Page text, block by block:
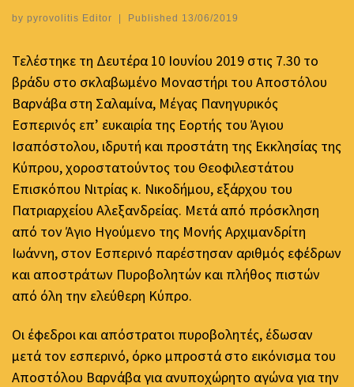
by pyrovolitis Editor | Published 13/06/2019
Τελέστηκε τη Δευτέρα 10 Ιουνίου 2019 στις 7.30 το
βράδυ στο σκλαβωμένο Μοναστήρι του Αποστόλου
Βαρνάβα στη Σαλαμίνα, Μέγας Πανηγυρικός
Εσπερινός επ’ ευκαιρία της Εορτής του Άγιου
Ισαπόστολου, ιδρυτή και προστάτη της Εκκλησίας της
Κύπρου, χοροστατούντος του Θεοφιλεστάτου
Επισκόπου Νιτρίας κ. Νικοδήμου, εξάρχου του
Πατριαρχείου Αλεξανδρείας. Μετά από πρόσκληση
από τον Άγιο Ηγούμενο της Μονής Αρχιμανδρίτη
Ιωάννη, στον Εσπερινό παρέστησαν αριθμός εφέδρων
και αποστράτων Πυροβολητών και πλήθος πιστών
από όλη την ελεύθερη Κύπρο.
Οι έφεδροι και απόστρατοι πυροβολητές, έδωσαν
μετά τον εσπερινό, όρκο μπροστά στο εικόνισμα του
Αποστόλου Βαρνάβα για ανυποχώρητο αγώνα για την